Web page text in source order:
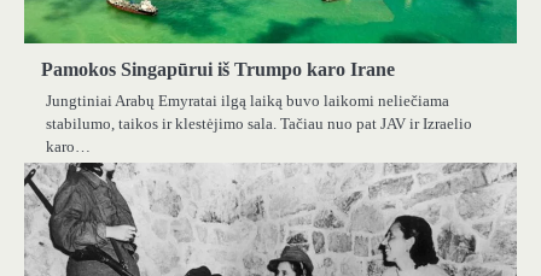
Pamokos Singapūrui iš Trumpo karo Irane
Jungtiniai Arabų Emyratai ilgą laiką buvo laikomi neliečiama
stabilumo, taikos ir klestėjimo sala. Tačiau nuo pat JAV ir Izraelio
karo…